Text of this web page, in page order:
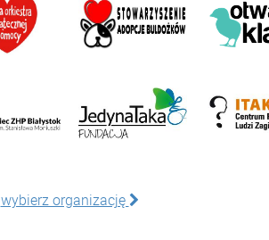
wybierz organizację